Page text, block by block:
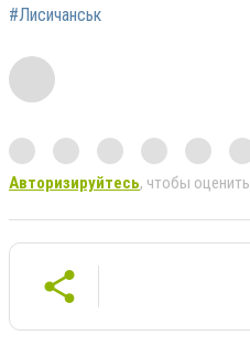
#Лисичанськ
Авторизируйтесь, чтобы оценить